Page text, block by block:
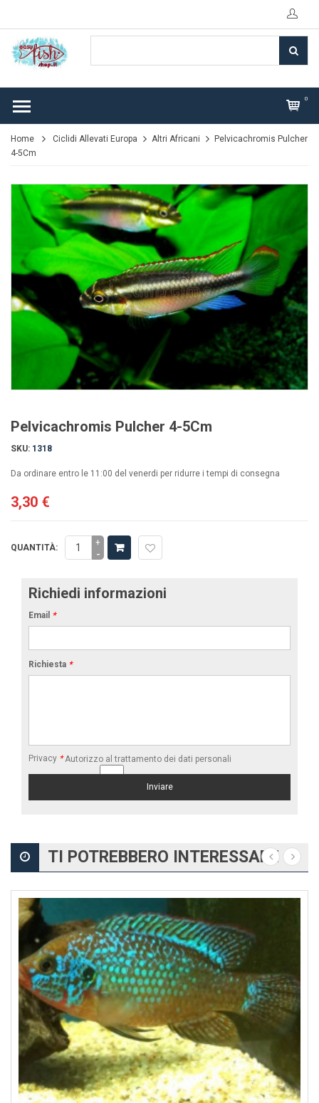
0
Home Ciclidi Allevati Europa Altri Africani
Pelvicachromis Pulcher
4-5Cm
Pelvicachromis Pulcher 4-5Cm
SKU: 1318
Da ordinare entro le 11:00 del venerdi per ridurre i tempi di consegna
3,30 €
QUANTITÀ: +
-
Richiedi informazioni
Email *
Richiesta *
Privacy * Autorizzo al trattamento dei dati personali
TI POTREBBERO INTERESSARE